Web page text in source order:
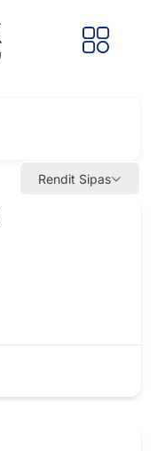
Rendit Sipas